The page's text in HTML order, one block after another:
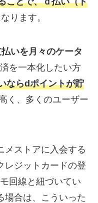
ります。
いを月々のケータ
を一本化したい方
ならdポイントが貯
く、多くのユーザー
メストアに入会する
レジットカードの登
回線と紐づいてい
場合は、こういった